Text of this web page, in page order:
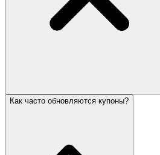
Как часто обновляются купоны?